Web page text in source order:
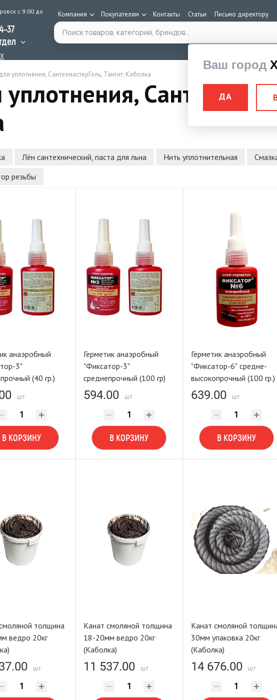
с 9:00 до
37
Компания Покупателям Контакты Статьи Письмо директору
Поиск по каталогу
Ваш город
ДА
уплотнения, СантехмастерГель, Тангит, Каболка
Лён сантехнический, паста для льна Нить уплотнительная
резьбы
анаэробный
3"
среднепрочный (40 гр.)
шт
В КОРЗИНУ
Герметик анаэробный
"Фиксатор-3"
среднепрочный (100 гр)
594.00 шт
В КОРЗИНУ
Герметик анаэробный
"Фиксатор-6" средне-
высокопрочный (100 гр.)
639.00 шт
В КОРЗИНУ
толщина
ведро 20кг
шт
Канат смоляной толщина
18-20мм ведро 20кг
(Каболка)
11 537.00 шт
Канат смоляной
30мм упаковка 20кг
(Каболка)
14 676.00 шт